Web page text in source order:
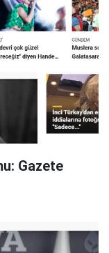
Gazete